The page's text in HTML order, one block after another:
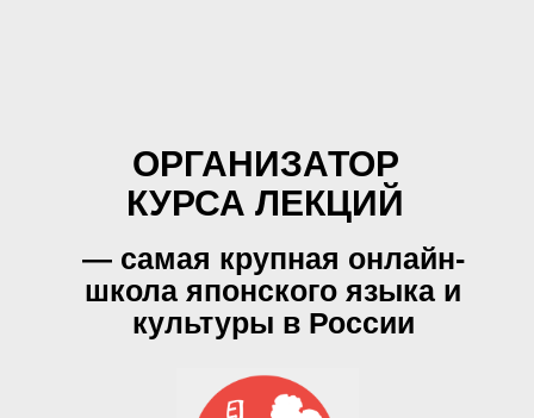
ОРГАНИЗАТОР
КУРСА ЛЕКЦИЙ
— самая крупная онлайн-
школа японского языка и
культуры в России